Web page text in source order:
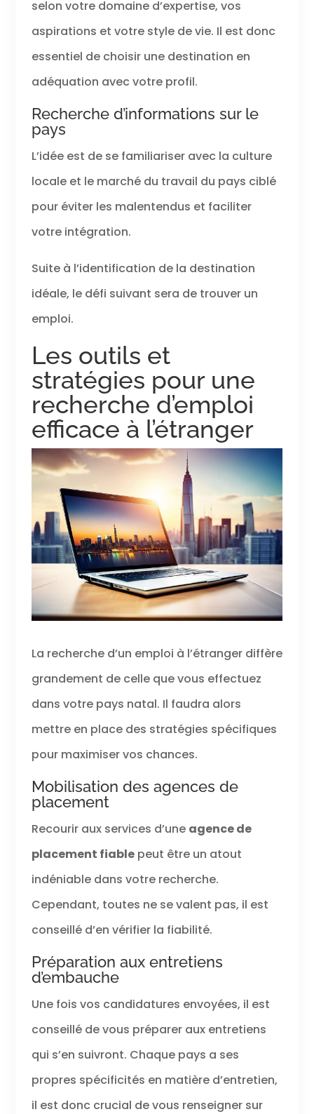
selon votre domaine d’expertise, vos
aspirations et votre style de vie. Il est donc
essentiel de choisir une destination en
adéquation avec votre profil.
Recherche d’informations sur le
pays
L’idée est de se familiariser avec la culture
locale et le marché du travail du pays ciblé
pour éviter les malentendus et faciliter
votre intégration.
Suite à l’identification de la destination
idéale, le défi suivant sera de trouver un
emploi.
Les outils et
stratégies pour une
recherche d’emploi
efficace à l’étranger
La recherche d’un emploi à l’étranger diffère
grandement de celle que vous effectuez
dans votre pays natal. Il faudra alors
mettre en place des stratégies spécifiques
pour maximiser vos chances.
Mobilisation des agences de
placement
Recourir aux services d’une agence de
placement fiablepeut être un atout
indéniable dans votre recherche.
Cependant, toutes ne se valent pas, il est
conseillé d’en vérifier la fiabilité.
Préparation aux entretiens
d’embauche
Une fois vos candidatures envoyées, il est
conseillé de vous préparer aux entretiens
qui s’en suivront. Chaque pays a ses
propres spécificités en matière d’entretien,
il est donc crucial de vous renseigner sur